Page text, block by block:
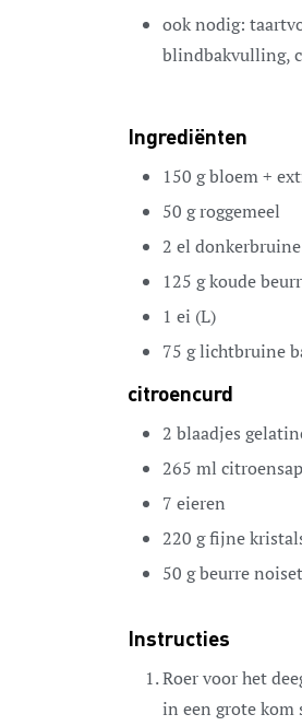
ook nodig:
blindbakvulling,
Ingrediënten
150 gbloem +
50 groggemeel
2 el
125 gkoude
1 ei (L)
75 glichtbruine
citroencurd
2 blaadjes
265 ml citroensap
7 eieren
220 gfijne
50 gbeurre
Instructies
Roer voor het
in een grote kom